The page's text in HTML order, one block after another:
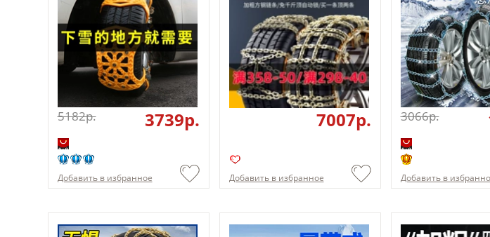
5182p. 3739p.
Добавить в избранное
7007p.
Добавить в избранное
3066p.
Добавить в